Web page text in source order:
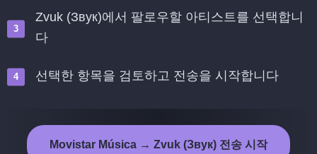
Zvuk (Звук)에서 팔로우할 아티스트를 선택합니
다
선택한 항목을 검토하고 전송을 시작합니다
Movistar Música → Zvuk (Звук) 전송 시작